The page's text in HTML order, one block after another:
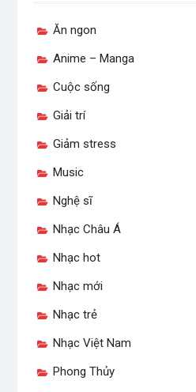
Ăn ngon
Anime – Manga
Cuộc sống
Giải trí
Giảm stress
Music
Nghệ sĩ
Nhạc Châu Á
Nhạc hot
Nhạc mới
Nhạc trẻ
Nhạc Việt Nam
Phong Thủy